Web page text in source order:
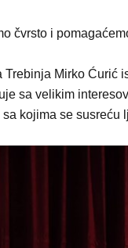
čvrsto i
Mirko Ćurić
sa velikim
kojima se susreću